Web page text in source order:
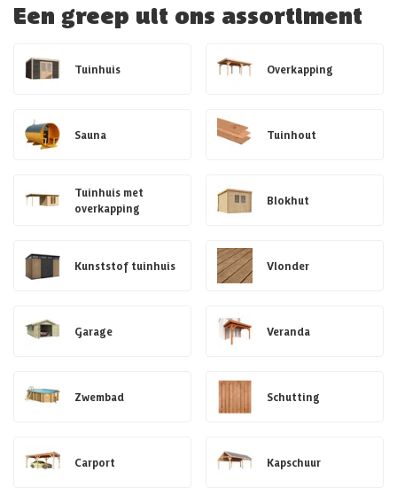
Een greep uit ons assortiment
Tuinhuis Overkapping
Sauna Tuinhout
Tuinhuis met
overkapping
Blokhut
Kunststof tuinhuis Vlonder
Garage Veranda
Zwembad Schutting
Carport Kapschuur